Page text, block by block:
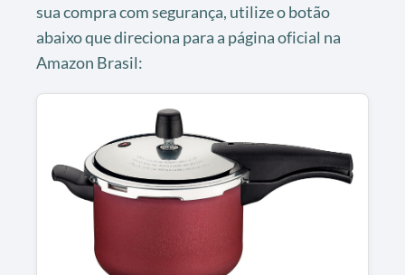
sua compra com segurança, utilize o botão
abaixo que direciona para a página oficial na
Amazon Brasil: